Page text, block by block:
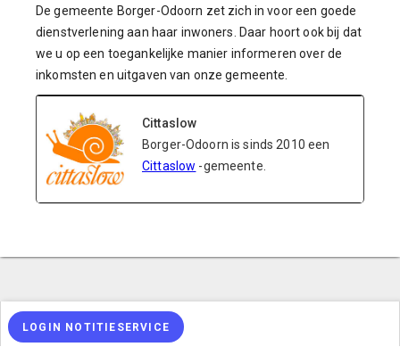
De gemeente Borger-Odoorn zet zich in voor een goede
dienstverlening aan haar inwoners. Daar hoort ook bij dat
we u op een toegankelijke manier informeren over de
inkomsten en uitgaven van onze gemeente.
Cittaslow
Borger-Odoorn is sinds 2010 een
Cittaslow -gemeente.
LOGIN NOTITIESERVICE